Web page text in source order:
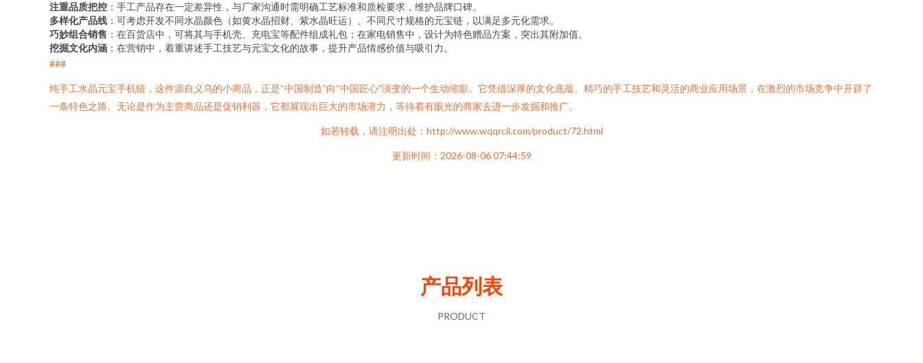
注重品质把控 ：手工产品存在一定差异性，与厂家沟通时需明确工艺标准和质检要求，维护品牌口碑。
多样化产品线 ：可考虑开发不同水晶颜色（如黄水晶招财、紫水晶旺运）、不同尺寸规格的元宝链，以满足多元化需求。
巧妙组合销售 ：在百货店中，可将其与手机壳、充电宝等配件组成礼包；在家电销售中，设计为特色赠品方案，突出其附加值。
挖掘文化内涵 ：在营销中，着重讲述手工技艺与元宝文化的故事，提升产品情感价值与吸引力。
###
纯手工水晶元宝手机链，这件源自义乌的小商品，正是“中国制造”向“中国匠心”演变的一个生动缩影。它凭借深厚的文化底蕴、精巧的手工技艺和灵活的商业应用场景，在激烈的市场竞争中开辟了
一条特色之路。无论是作为主营商品还是促销利器，它都展现出巨大的市场潜力，等待着有眼光的商家去进一步发掘和推广。
如若转载，请注明出处：http://www.wqqrcil.com/product/72.html
更新时间：2026-08-06 07:44:59
产品列表
PRODUCT